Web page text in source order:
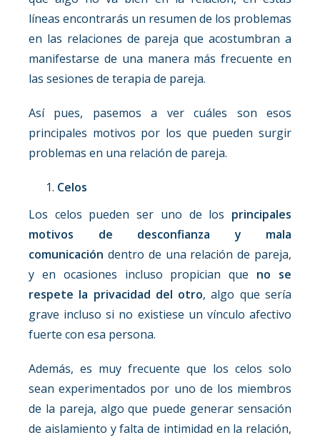
líneas encontrarás un resumen de los problemas
en las relaciones de pareja que acostumbran a
manifestarse de una manera más frecuente en
las sesiones de terapia de pareja.
Así pues, pasemos a ver cuáles son esos
principales motivos por los que pueden surgir
problemas en una relación de pareja.
Celos
Los celos pueden ser uno de los principales
motivos de desconfianza y mala
comunicación dentro de una relación de pareja,
y en ocasiones incluso propician que no se
respete la privacidad del otro, algo que sería
grave incluso si no existiese un vínculo afectivo
fuerte con esa persona.
Además, es muy frecuente que los celos solo
sean experimentados por uno de los miembros
de la pareja, algo que puede generar sensación
de aislamiento y falta de intimidad en la relación,